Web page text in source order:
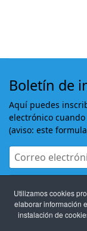
Utilizamos cookies
elaborar información
instalación de
Boletín de
Aquí puedes
electrónico
(aviso: este